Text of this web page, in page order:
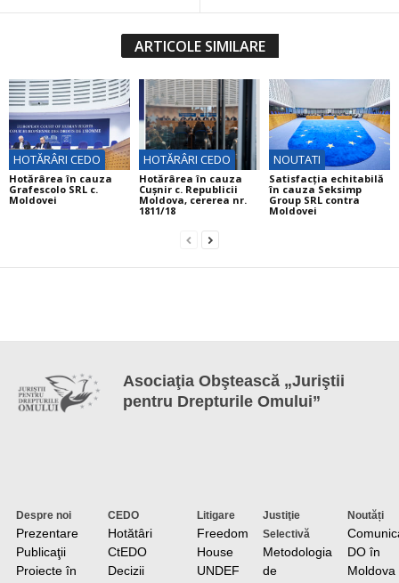
ARTICOLE SIMILARE
HOTĂRÂRI CEDO
Hotărârea în cauza
Grafescolo SRL c.
Moldovei
HOTĂRÂRI CEDO
Hotărârea în cauza
Cuşnir c. Republicii
Moldova, cererea nr.
1811/18
NOUTATI
Satisfacția echitabilă
în cauza Seksimp
Group SRL contra
Moldovei
Asociaţia Obştească „Juriştii
pentru Drepturile Omului”
Despre noi
Prezentare
Publicaţii
Proiecte în
CEDO
Hotătâri
CtEDO
Decizii
Litigare
Freedom
House
UNDEF
Justiţie
Selectivă
Metodologia
de
Noutăți
DO în
Moldova